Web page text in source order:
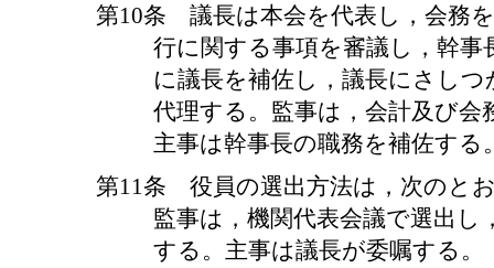
第10条 議長は本会を代表し，会務
行に関する事項を審議し，幹
に議長を補佐し，議長にさし
代理する。監事は，会計及び会
主事は幹事長の職務を補佐する
第11条 役員の選出方法は，次のと
監事は，機関代表会議で選出し
する。主事は議長が委嘱する。